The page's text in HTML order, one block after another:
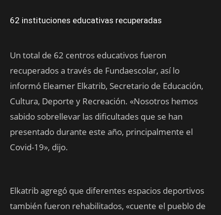
62 instituciones educativas recuperadas
Un total de 62 centros educativos fueron
recuperados a través de Fundaescolar, así lo
informó Eleamer Elkatrib, Secretario de Educación,
Cultura, Deporte y Recreación. «Nosotros hemos
sabido sobrellevar las dificultades que se han
presentado durante este año, principalmente el
Covid-19», dijo.
Elkatrib agregó que diferentes espacios deportivos
también fueron rehabilitados, «cuente el pueblo de